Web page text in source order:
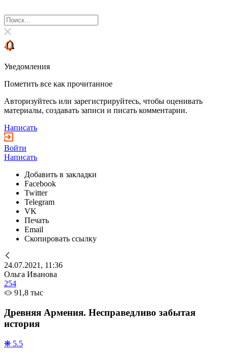
Уведомления
Пометить все как прочитанное
Авторизуйтесь или зарегистрируйтесь, чтобы оценивать
материалы, создавать записи и писать комментарии.
Написать
Войти
Написать
Добавить в закладки
Facebook
Twitter
Telegram
VK
Печать
Email
Скопировать ссылку
24.07.2021, 11:36
Ольга Иванова
254
91,8 тыс
Древняя Армения. Несправедливо забытая
история
❋ 5.5